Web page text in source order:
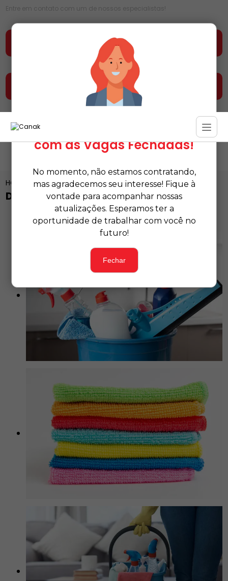
Entre em contato com um de nossos especialistas!
Faça seu orçamento agora mesmo
Entre em contato e fale conosco
HOME CATEGORIASDISTRIBUIDOR DE ITENS DE LIMPEZA
DISTRIBUIDOR DE ITENS DE LIMPEZA
Estamos Temporariamente
com as Vagas Fechadas!
No momento, não estamos contratando,
mas agradecemos seu interesse! Fique à
vontade para acompanhar nossas
atualizações. Esperamos ter a
oportunidade de trabalhar com você no
futuro!
Fechar